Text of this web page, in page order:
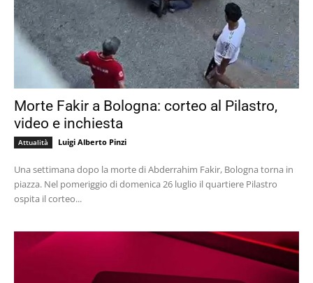
Morte Fakir a Bologna: corteo al Pilastro,
video e inchiesta
Attualità Luigi Alberto Pinzi
Una settimana dopo la morte di Abderrahim Fakir, Bologna torna in
piazza. Nel pomeriggio di domenica 26 luglio il quartiere Pilastro
ospita il corteo...